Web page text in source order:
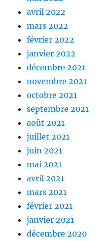
avril 2022
mars 2022
février 2022
janvier 2022
décembre 2021
novembre 2021
octobre 2021
septembre 2021
août 2021
juillet 2021
juin 2021
mai 2021
avril 2021
mars 2021
février 2021
janvier 2021
décembre 2020